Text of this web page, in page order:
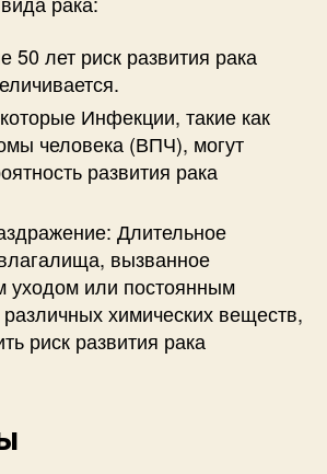
50 лет риск развития рака
Инфекции, такие как
человека (ВПЧ), могут
развития рака
Длительное
вызванное
уходом или постоянным
химических веществ,
риск развития рака